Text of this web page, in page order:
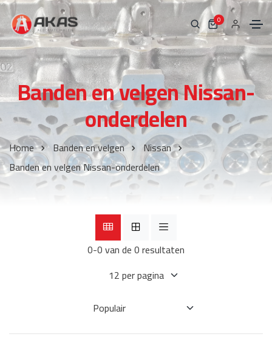
0
Banden en velgen Nissan-
onderdelen
Home Banden en velgen
Nissan
Banden en velgen Nissan-onderdelen
0-0 van de 0 resultaten